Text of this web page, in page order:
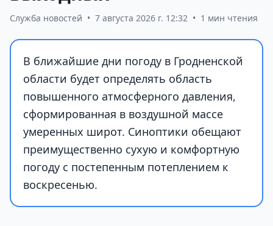
Служба новостей • 7 августа 2026 г. 12:32 • 1 мин чтения
В ближайшие дни погоду в Гродненской
области будет определять область
повышенного атмосферного давления,
сформированная в воздушной массе
умеренных широт. Синоптики обещают
преимущественно сухую и комфортную
погоду с постепенным потеплением к
воскресенью.